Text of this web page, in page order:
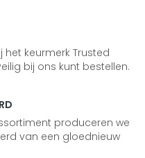
keurmerk Trusted
bij ons kunt bestellen.
produceren we
van een gloednieuw